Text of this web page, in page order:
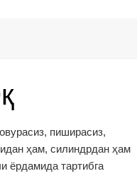
пиширасиз,
ҳам, силиндрдан ҳам
ёрдамида тартибга